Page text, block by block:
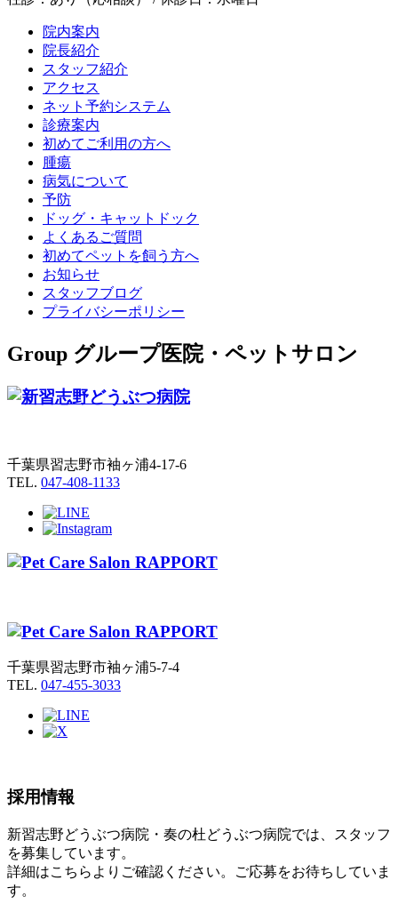
院内案内
院長紹介
スタッフ紹介
アクセス
ネット予約システム
診療案内
初めてご利用の方へ
腫瘍
病気について
予防
ドッグ・キャットドック
よくあるご質問
初めてペットを飼う方へ
お知らせ
スタッフブログ
プライバシーポリシー
Group グループ医院・ペットサロン
千葉県習志野市袖ヶ浦4-17-6
TEL. 047-408-1133
千葉県習志野市袖ヶ浦5-7-4
TEL. 047-455-3033
採用情報
新習志野どうぶつ病院・奏の杜どうぶつ病院では、スタッフ
を募集しています。
詳細はこちらよりご確認ください。ご応募をお待ちしていま
す。